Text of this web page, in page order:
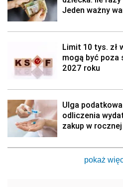
Jeden ważny
Limit 10 tys. zł
mogą być poza
2027 roku
Ulga
odliczenia
zakup w
pokaż